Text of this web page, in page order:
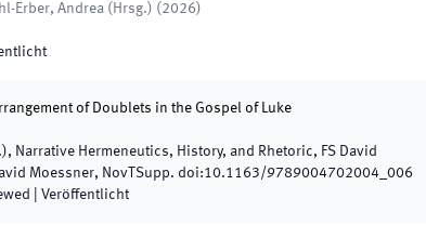
Erber, Andrea ( Hrsg.) ( 2026)
of Doublets in the Gospel of Luke
), Narrative Hermeneutics, History, and Rhetoric, FS David
Moessner, NovTSupp. doi:10.1163/9789004702004_006
Veröffentlicht